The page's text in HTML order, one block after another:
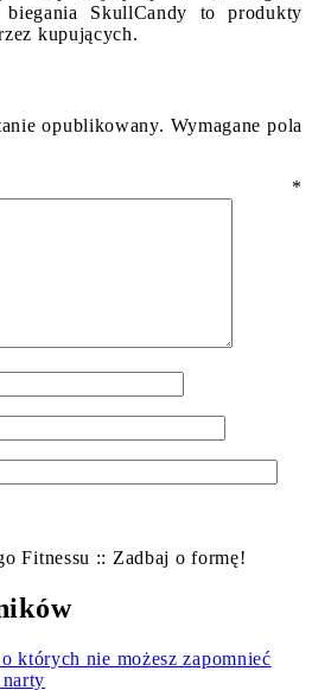
biegania SkullCandy to produkty
kupujących.
opublikowany. Wymagane pola
*
Fitnessu :: Zadbaj o formę!
których nie możesz zapomnieć